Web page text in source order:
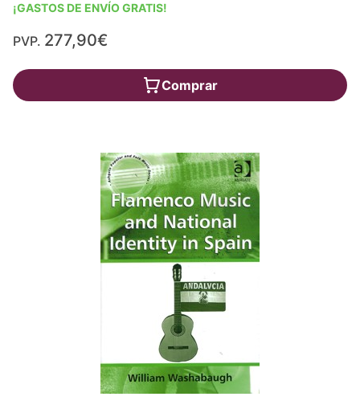
¡GASTOS DE ENVÍO GRATIS!
PVP. 277,90€
Comprar